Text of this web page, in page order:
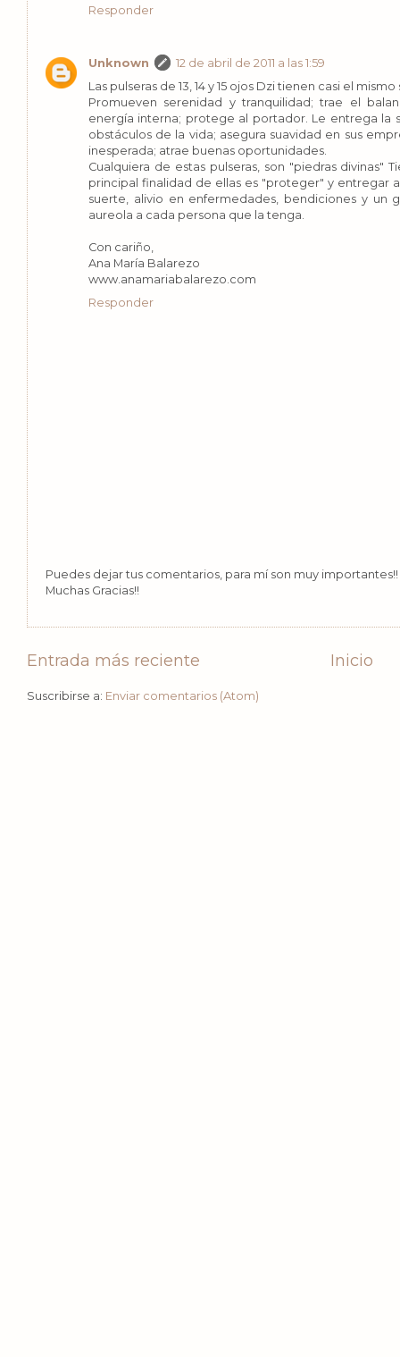
Responder
Unknown
12 de abril de 2011 a las 1:59
Las pulseras de 13, 14 y 15 ojos Dzi tienen casi el
Promueven serenidad y tranquilidad; trae el
energía interna; protege al portador. Le entrega la
obstáculos de la vida; asegura suavidad en sus
inesperada; atrae buenas oportunidades.
Cualquiera de estas pulseras, son "piedras divinas"
principal finalidad de ellas es "proteger" y entregar
suerte, alivio en enfermedades, bendiciones y un
aureola a cada persona que la tenga.
Con cariño,
Ana María Balarezo
www.anamariabalarezo.com
Responder
Puedes dejar tus comentarios, para mí son muy
Muchas Gracias!!
Entrada más reciente Inicio
Suscribirse a: Enviar comentarios (Atom)